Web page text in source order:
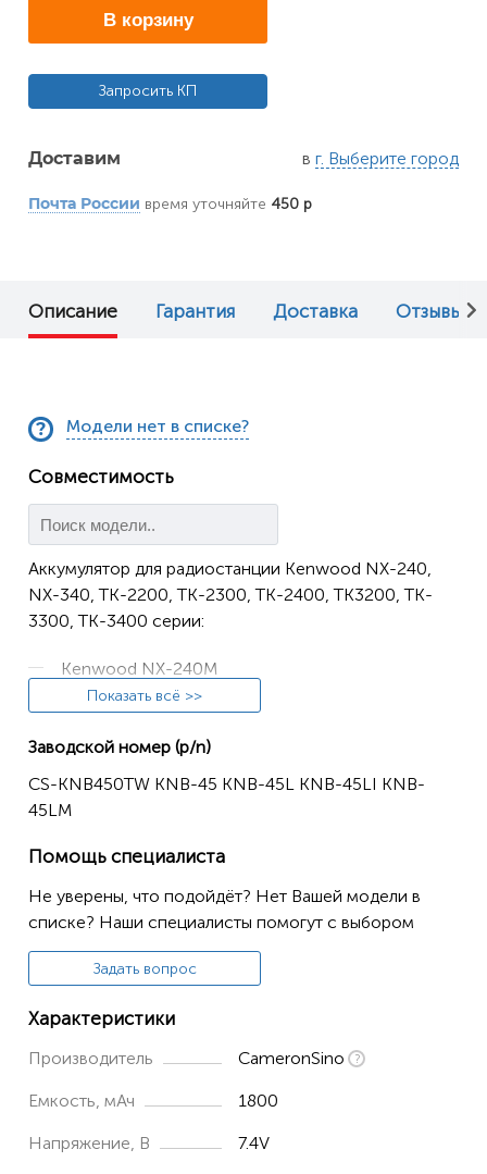
В корзину
Запросить КП
Доставим в г. Выберите город
Почта России время уточняйте 450 р
Описание Гарантия Доставка Отзывы (0)
Модели нет в списке?
Совместимость
Аккумулятор для радиостанции Kenwood NX-240,
NX-340, TK-2200, TK-2300, TK-2400, TK3200, TK-
3300, TK-3400 серии:
Kenwood NX-240M
Kenwood NX-240M2
Kenwood NX-340M2
Kenwood NX-340M3
Kenwood TK-2200
Kenwood TK-2202
Kenwood TK-2202E
Kenwood TK-2206
Kenwood TK-2206M
Kenwood TK-2212M
Kenwood TK-2217
Показать всё >>
Заводской номер (p/n)
CS-KNB450TW KNB-45 KNB-45L KNB-45LI KNB-
45LM
Помощь специалиста
Не уверены, что подойдёт? Нет Вашей модели в
списке? Наши специалисты помогут с выбором
Задать вопрос
Характеристики
Производитель CameronSino
Емкость, мАч 1800
Напряжение, В 7.4V